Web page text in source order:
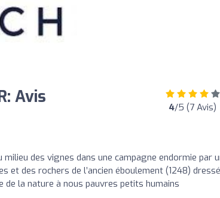
Avis 4/5 (7 Avis)
des vignes dans une campagne endormie par
et des rochers de l’ancien éboulement (1248)
la nature à nous pauvres petits humains